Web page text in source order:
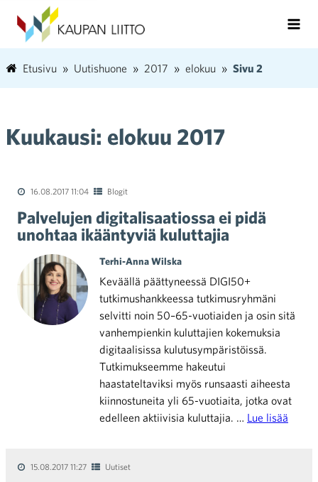
Etusivu Uutishuone 2017 elokuu Sivu 2
Kuukausi: elokuu 2017
16.08.2017 11:04 Blogit
Palvelujen digitalisaatiossa ei pidä
unohtaa ikääntyviä kuluttajia
Terhi-Anna Wilska
Keväällä päättyneessä DIGI50+
tutkimushankkeessa tutkimusryhmäni
selvitti noin 50–65-vuotiaiden ja osin sitä
vanhempienkin kuluttajien kokemuksia
digitaalisissa kulutusympäristöissä.
Tutkimukseemme hakeutui
haastateltaviksi myös runsaasti aiheesta
kiinnostuneita yli 65-vuotiaita, jotka ovat
edelleen aktiivisia kuluttajia. … Lue lisää
15.08.2017 11:27 Uutiset